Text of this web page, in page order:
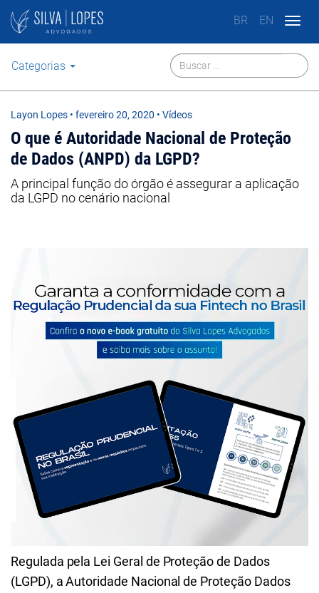
BR EN
Categorias
Layon Lopes • fevereiro 20, 2020 • Vídeos
O que é Autoridade Nacional de Proteção
de Dados (ANPD) da LGPD?
A principal função do órgão é assegurar a aplicação
da LGPD no cenário nacional
Regulada pela Lei Geral de Proteção de Dados
(LGPD), a Autoridade Nacional de Proteção Dados